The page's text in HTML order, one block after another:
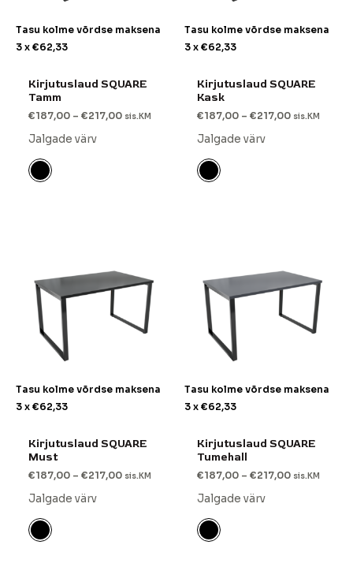
Tasu kolme võrdse maksena
3 x €62,33
Kirjutuslaud SQUARE
Tamm
€187,00 –€217,00 sis.KM
Jalgade värv
Tasu kolme võrdse maksena
3 x €62,33
Kirjutuslaud SQUARE
Kask
€187,00 –€217,00 sis.KM
Jalgade värv
Tasu kolme võrdse maksena
3 x €62,33
Kirjutuslaud SQUARE
Must
€187,00 –€217,00 sis.KM
Jalgade värv
Tasu kolme võrdse maksena
3 x €62,33
Kirjutuslaud SQUARE
Tumehall
€187,00 –€217,00 sis.KM
Jalgade värv